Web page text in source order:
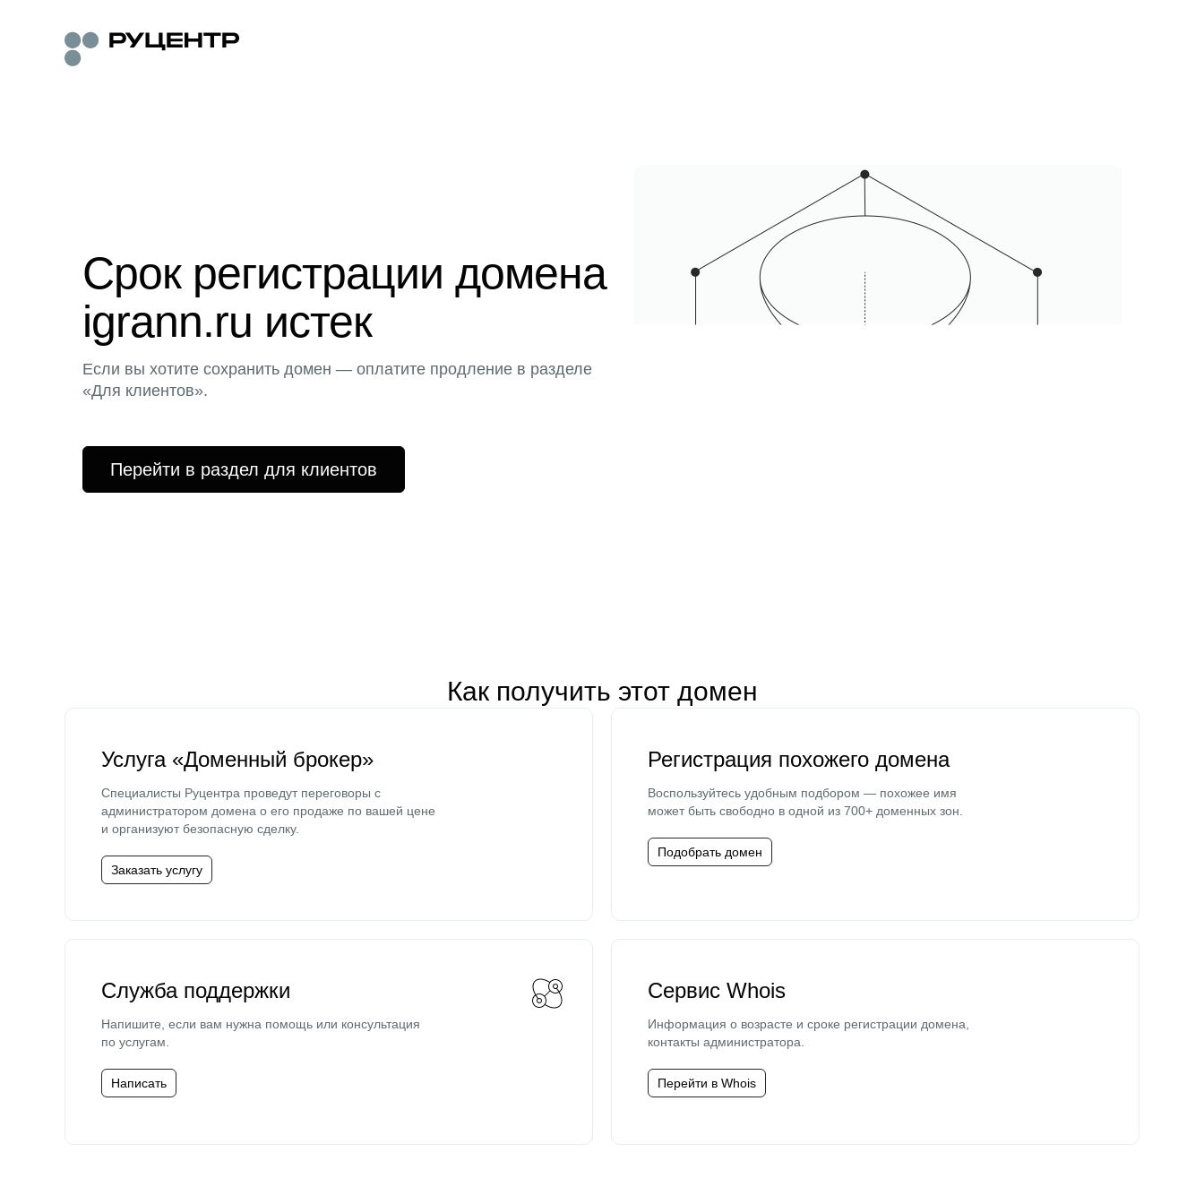
Срок регистрации домена
igrann.ru истек
Если вы хотите сохранить домен — оплатите продление в разделе
«Для клиентов».
Перейти в раздел для клиентов
Как получить этот домен
Услуга «Доменный брокер»
Специалисты Руцентра проведут переговоры с
администратором домена о его продаже по вашей цене
и организуют безопасную сделку.
Заказать услугу
Регистрация похожего домена
Воспользуйтесь удобным подбором — похожее имя
может быть свободно в одной из 700+ доменных зон.
Подобрать домен
Служба поддержки
Напишите, если вам нужна помощь или консультация
по услугам.
Написать
Сервис Whois
Информация о возрасте и сроке регистрации домена,
контакты администратора.
Перейти в Whois